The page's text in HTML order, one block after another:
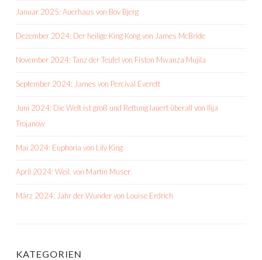
Januar 2025: Auerhaus von Bov Bjerg
Dezember 2024: Der heilige King Kong von James McBride
November 2024: Tanz der Teufel von Fiston Mwanza Mujila
September 2024: James von Percival Everett
Juni 2024: Die Welt ist groß und Rettung lauert überall von Ilija
Trojanow
Mai 2024: Euphoria von Lily King
April 2024: Weil. von Martin Muser
März 2024: Jahr der Wunder von Louise Erdrich
KATEGORIEN